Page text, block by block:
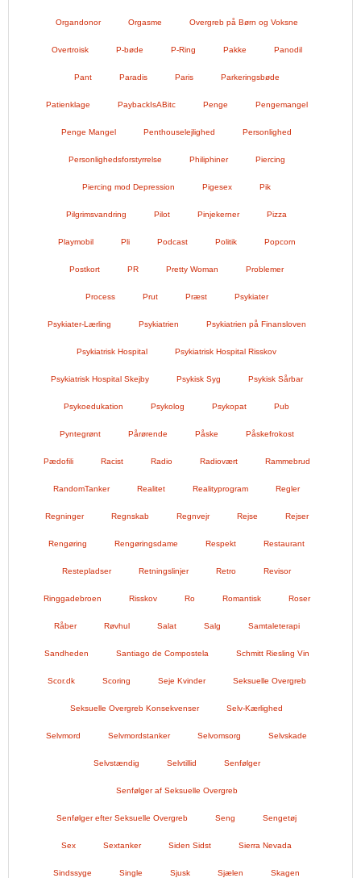
Organdonor Orgasme Overgreb på Børn og Voksne
Overtroisk P-bøde P-Ring Pakke Panodil
Pant Paradis Paris Parkeringsbøde
Patienklage PaybackIsABitc Penge Pengemangel
Penge Mangel Penthouselejlighed Personlighed
Personlighedsforstyrrelse Philiphiner Piercing
Piercing mod Depression Pigesex Pik
Pilgrimsvandring Pilot Pinjekerner Pizza
Playmobil Pli Podcast Politik Popcorn
Postkort PR Pretty Woman Problemer
Process Prut Præst Psykiater
Psykiater-Lærling Psykiatrien Psykiatrien på Finansloven
Psykiatrisk Hospital Psykiatrisk Hospital Risskov
Psykiatrisk Hospital Skejby Psykisk Syg Psykisk Sårbar
Psykoedukation Psykolog Psykopat Pub
Pyntegrønt Pårørende Påske Påskefrokost
Pædofili Racist Radio Radiovært Rammebrud
RandomTanker Realitet Realityprogram Regler
Regninger Regnskab Regnvejr Rejse Rejser
Rengøring Rengøringsdame Respekt Restaurant
Restepladser Retningslinjer Retro Revisor
Ringgadebroen Risskov Ro Romantisk Roser
Råber Røvhul Salat Salg Samtaleterapi
Sandheden Santiago de Compostela Schmitt Riesling Vin
Scor.dk Scoring Seje Kvinder Seksuelle Overgreb
Seksuelle Overgreb Konsekvenser Selv-Kærlighed
Selvmord Selvmordstanker Selvomsorg Selvskade
Selvstændig Selvtillid Senfølger
Senfølger af Seksuelle Overgreb
Senfølger efter Seksuelle Overgreb Seng Sengetøj
Sex Sextanker Siden Sidst Sierra Nevada
Sindssyge Single Sjusk Sjælen Skagen